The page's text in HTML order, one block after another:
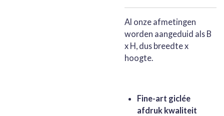
Al onze afmetingen
worden aangeduid als B
x H, dus breedte x
hoogte.
Fine-art giclée
afdruk kwaliteit